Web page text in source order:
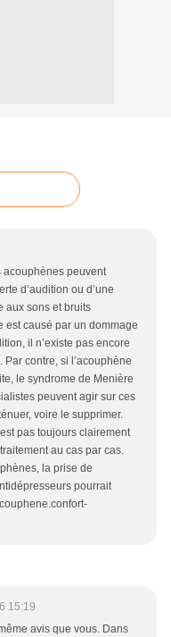
acouphènes peuvent
d’audition ou d’une
aux sons et bruits
est causé par un dommage
il n’existe pas encore
contre, si l’acouphène
le syndrome de Menière
peuvent agir sur ces
voire le supprimer.
pas toujours clairement
au cas par cas.
la prise de
pourrait
15:19
avis que vous. Dans